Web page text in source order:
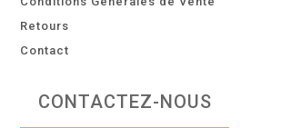
Retours
Contact
CONTACTEZ-NOUS